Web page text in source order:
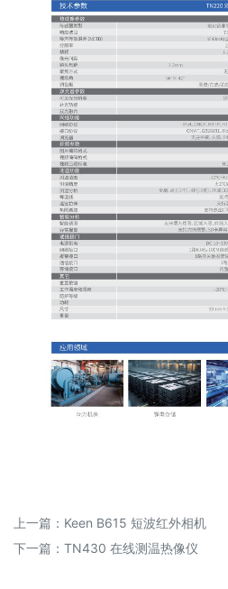
上一篇： Keen B615 短波红外相机
下一篇： TN430 在线测温热像仪